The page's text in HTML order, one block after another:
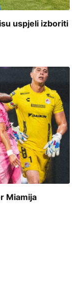
uspjeli izboriti
Miamija